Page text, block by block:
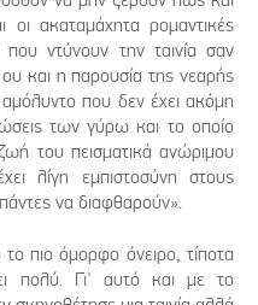
ακαταμάχητα ρομαντικές
ντύνουν την ταινία σαν
και η παρουσία της νεαρής
αμόλυντο που δεν έχει ακόμη
των γύρω και το οποίο
του πεισματικά ανώριμου
λίγη εμπιστοσύνη στους
να διαφθαρούν».
πιο όμορφο όνειρο, τίποτα
πολύ. Γι' αυτό και με το